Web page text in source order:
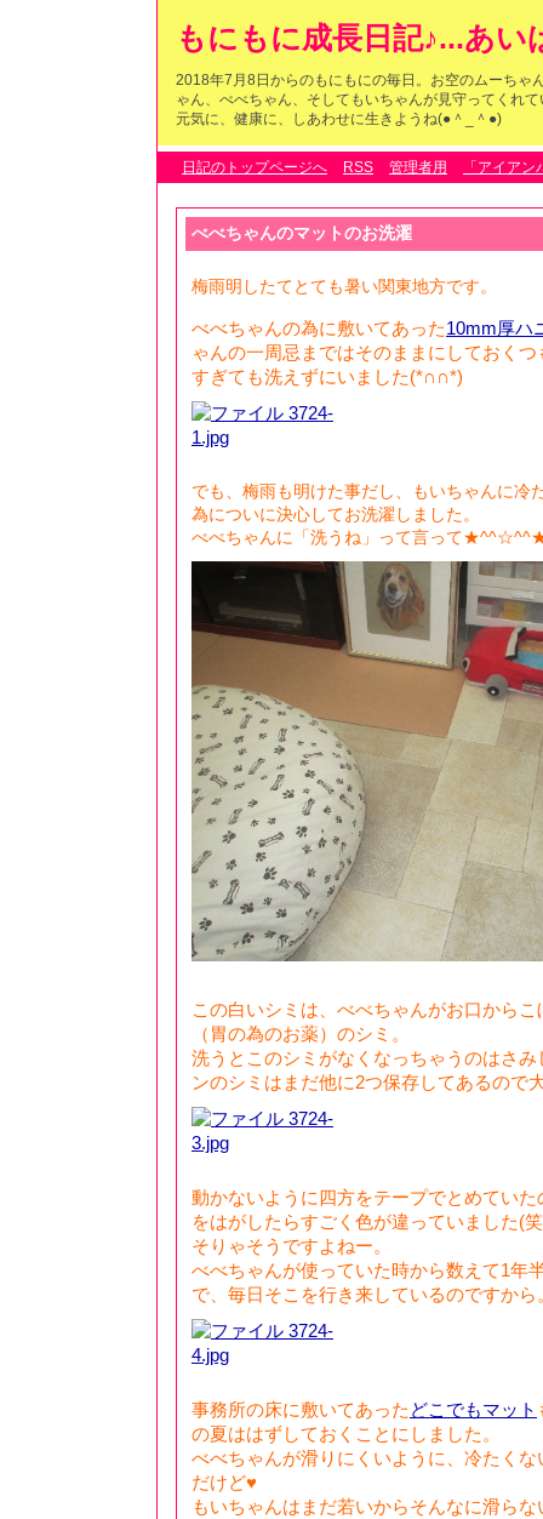
もにもに成長日記♪...あい
2018年7月8日からのもにもにの毎日。お空のムーちゃ
ゃん、べべちゃん、そしてもいちゃんが見守ってくれ
元気に、健康に、しあわせに生きようね(●＾_＾●)
日記のトップページへ RSS 管理者用 「アイア
べべちゃんのマットのお洗濯
梅雨明したてとても暑い関東地方です。
べべちゃんの為に敷いてあった10mm厚ハ
ゃんの一周忌まではそのままにしておく
すぎても洗えずにいました(*∩∩*)
でも、梅雨も明けた事だし、もいちゃんに冷
為についに決心してお洗濯しました。
べべちゃんに「洗うね」って言って
この白いシミは、べべちゃんがお口から
（胃の為のお薬）のシミ。
洗うとこのシミがなくなっちゃうのはさ
ンのシミはまだ他に2つ保存してあるので
動かないように四方をテープでとめてい
をはがしたらすごく色が違っていました(
そりゃそうですよねー。
べべちゃんが使っていた時から数えて1年
で、毎日そこを行き来しているのですから
事務所の床に敷いてあった どこでもマット
の夏ははずしておくことにしました。
べべちゃんが滑りにくいように、冷たく
だけど♥
もいちゃんはまだ若いからそんなに滑ら